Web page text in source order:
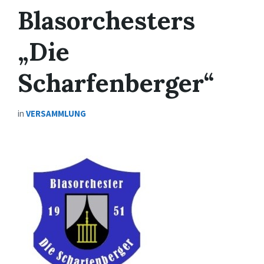
Blasorchesters
„Die
Scharfenberger“
in VERSAMMLUNG